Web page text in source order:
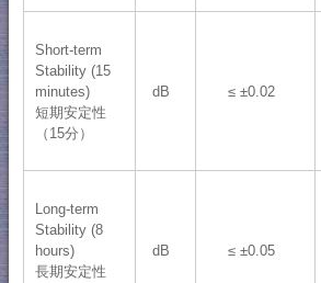
Short-term
Stability (15
minutes)
短期安定性
（15分）
dB ≤ ±0.02
Long-term
Stability (8
hours)
長期安定性
dB ≤ ±0.05